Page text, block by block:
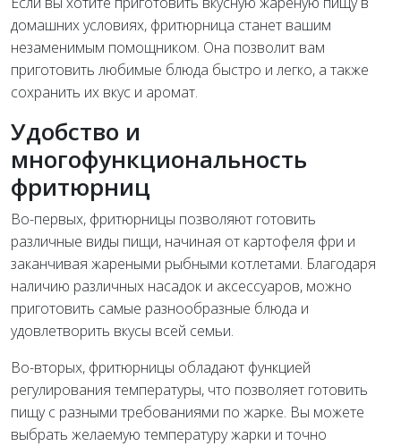
домашних условиях, фритюрница станет вашим
незаменимым помощником. Она позволит вам
приготовить любимые блюда быстро и легко, а также
сохранить их вкус и аромат.
Удобство и
многофункциональность
фритюрниц
Во-первых, фритюрницы позволяют готовить
различные виды пищи, начиная от картофеля фри и
заканчивая жареными рыбными котлетами. Благодаря
наличию различных насадок и аксессуаров, можно
приготовить самые разнообразные блюда и
удовлетворить вкусы всей семьи.
Во-вторых, фритюрницы обладают функцией
регулирования температуры, что позволяет готовить
пищу с разными требованиями по жарке. Вы можете
выбрать желаемую температуру жарки и точно